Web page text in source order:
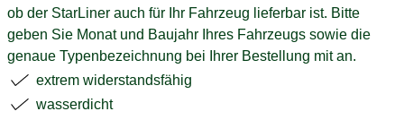
ob der StarLiner auch für Ihr Fahrzeug lieferbar ist. Bitte
geben Sie Monat und Baujahr Ihres Fahrzeugs sowie die
genaue Typenbezeichnung bei Ihrer Bestellung mit an.
extrem widerstandsfähig
wasserdicht